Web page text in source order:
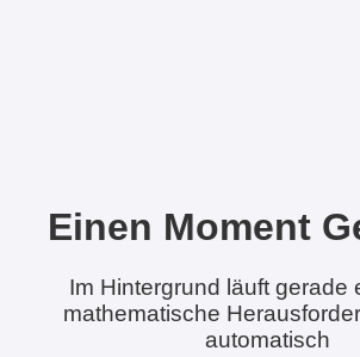
Einen Moment
Im Hintergrund läuft gerade
mathematische
automatisch